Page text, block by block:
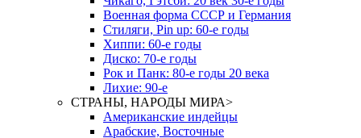
Военная форма СССР и Германия
Стиляги, Pin up: 60-е годы
Хиппи: 60-е годы
Диско: 70-е годы
Рок и Панк: 80-е годы 20 века
Лихие: 90-е
СТРАНЫ, НАРОДЫ МИРА>
Американские индейцы
Арабские, Восточные